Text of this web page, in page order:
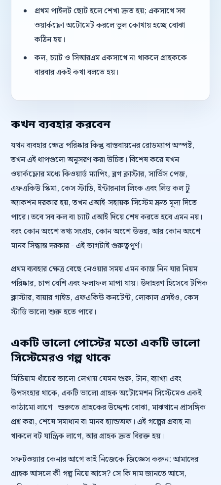
প্রথম পাইলট ছোট হলে শেখা দ্রুত হয়; একসাথে সব
ওয়ার্কফ্লো অটোমেট করলে ভুল কোথায় হচ্ছে বোঝা
কঠিন হয়।
কল, চ্যাট ও সিআরএম একসাথে না থাকলে গ্রাহককে
বারবার একই কথা বলতে হয়।
কখন ব্যবহার করবেন
যখন ব্যবহার ক্ষেত্র পরিষ্কার কিন্তু বাস্তবায়নের রোডম্যাপ অস্পষ্ট,
তখন এই ধাপগুলো অনুসরণ করা উচিত। বিশেষ করে যখন
ওয়ার্কফ্লোর মধ্যে কিওয়ার্ড ম্যাপিং, ব্লগ ক্লাস্টার, সার্ভিস পেজ,
এফএকিউ স্কিমা, কেস স্টাডি, ইন্টারনাল লিংক এবং লিড কল টু
অ্যাকশন দরকার হয়, তখন এআই-সহায়ক সিস্টেম দ্রুত মূল্য দিতে
পারে। তবে সব কল বা চ্যাট এআই দিয়ে শেষ করতে হবে এমন নয়।
বরং কোন অংশে তথ্য সংগ্রহ, কোন অংশে উত্তর, আর কোন অংশে
মানব সিদ্ধান্ত দরকার - এই ভাগটাই গুরুত্বপূর্ণ।
প্রথম ব্যবহার ক্ষেত্র বেছে নেওয়ার সময় এমন কাজ নিন যার নিয়ম
পরিষ্কার, চাপ বেশি এবং ফলাফল মাপা যায়। উদাহরণ হিসেবে টপিক
ক্লাস্টার, বায়ার গাইড, এফএকিউ কনটেন্ট, লোকাল এসইও, কেস
স্টাডি ভালো শুরু হতে পারে।
একটি ভালো পোস্টের মতো একটি ভালো
সিস্টেমেরও গল্প থাকে
মিডিয়াম-ধাঁচের ভালো লেখায় যেমন শুরু, টান, ব্যাখ্যা এবং
উপসংহার থাকে, একটি ভালো গ্রাহক অটোমেশন সিস্টেমেও একই
কাঠামো লাগে। শুরুতে গ্রাহকের উদ্দেশ্য বোঝা, মাঝখানে প্রাসঙ্গিক
প্রশ্ন করা, শেষে সমাধান বা মানব হ্যান্ডঅফ। এই গল্পের প্রবাহ না
থাকলে বট যান্ত্রিক লাগে, আর গ্রাহক দ্রুত বিরক্ত হয়।
সফটওয়্যার কেনার আগে তাই নিজেকে জিজ্ঞেস করুন: আমাদের
গ্রাহক আসলে কী গল্প নিয়ে আসে? সে কি দাম জানতে আসে,